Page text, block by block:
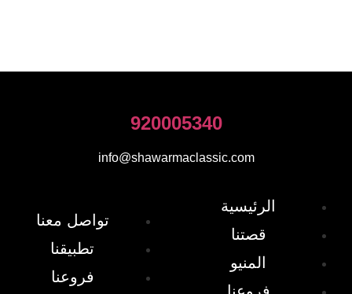
920005340
info@shawarmaclassic.com
الرئيسية
قصتنا
المنيو
تواصل معنا
تطبيقنا
فروعنا